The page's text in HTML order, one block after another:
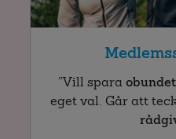
”Vill sparaobundet
eget val. Går att